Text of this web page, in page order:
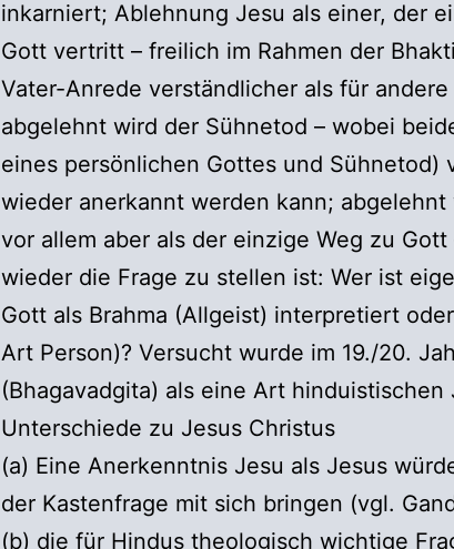
inkarniert; Ablehnung Jesu als einer, der
Gott vertritt – freilich im Rahmen der
Vater-Anrede verständlicher als für
abgelehnt wird der Sühnetod – wobei
eines persönlichen Gottes und Sühnetod)
wieder anerkannt werden kann;
vor allem aber als der einzige Weg zu
wieder die Frage zu stellen ist: Wer ist
Gott als Brahma (Allgeist) interpretiert
Art Person)? Versucht wurde im 19./20.
(Bhagavadgita) als eine Art hinduistischen
Unterschiede zu Jesus Christus
(a) Eine Anerkenntnis Jesu als Jesus
der Kastenfrage mit sich bringen (vgl.
(b) die für Hindus theologisch wichtige